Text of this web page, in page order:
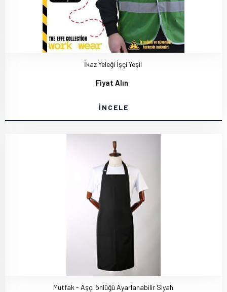
İkaz Yeleği İşçi Yeşil
Fiyat Alın
İNCELE
Mutfak - Aşçı önlüğü Ayarlanabilir Siyah